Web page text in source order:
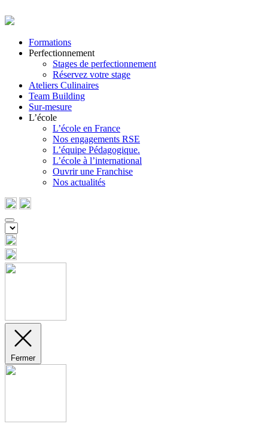
Formations
Perfectionnement
Stages de perfectionnement
Réservez votre stage
Ateliers Culinaires
Team Building
Sur-mesure
L’école
L’école en France
Nos engagements RSE
L’équipe Pédagogique.
L’école à l’international
Ouvrir une Franchise
Nos actualités
Fermer